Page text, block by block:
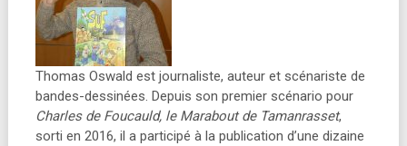
Thomas Oswald est journaliste, auteur et scénariste de
bandes-dessinées. Depuis son premier scénario pour
Charles de Foucauld, le Marabout de Tamanrasset,
sorti en 2016, il a participé à la publication d’une dizaine